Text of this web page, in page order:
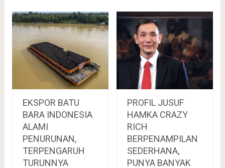
EKSPOR BATU
BARA INDONESIA
ALAMI
PENURUNAN,
TERPENGARUH
TURUNNYA
PROFIL JUSUF
HAMKA CRAZY
RICH
BERPENAMPILAN
SEDERHANA,
PUNYA BANYAK